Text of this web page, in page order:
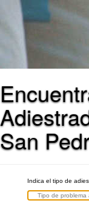
San
Indica el tipo de